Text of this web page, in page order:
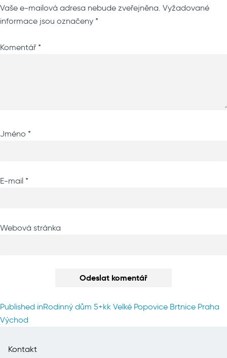
Vaše e-mailová adresa nebude zveřejněna. Vyžadované
informace jsou označeny *
Komentář *
Jméno *
E-mail *
Webová stránka
Navigace
pro
příspěvek
Published inRodinný dům 5+kk Velké Popovice Brtnice Praha
Východ
Kontakt